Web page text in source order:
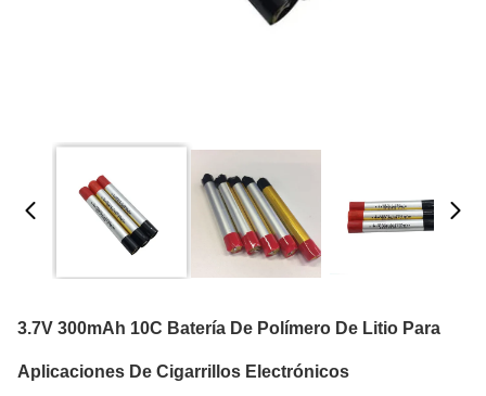
3.7V 300mAh 10C Batería De Polímero De Litio Para
Aplicaciones De Cigarrillos Electrónicos